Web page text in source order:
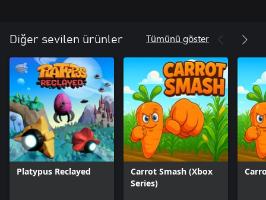
Diğer sevilen ürünler Tümünü göster
Platypus Reclayed
Carrot Smash (Xbox
Series)